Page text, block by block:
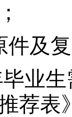
件及
业
荐